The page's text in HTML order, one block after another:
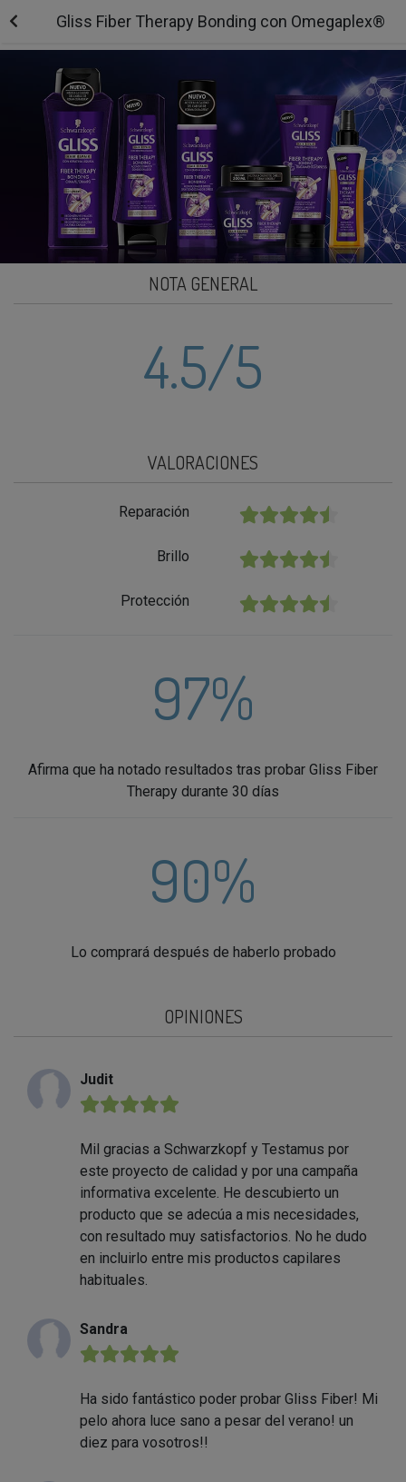
Gliss Fiber Therapy Bonding con Omegaplex®
NOTA GENERAL
4.5/5
VALORACIONES
Reparación ★★★★★
Brillo ★★★★★
Protección ★★★★★
97%
Afirma que ha notado resultados tras probar Gliss Fiber
Therapy durante 30 días
90%
Lo comprará después de haberlo probado
OPINIONES
Judit
★★★★★
Mil gracias a Schwarzkopf y Testamus por
este proyecto de calidad y por una campaña
informativa excelente. He descubierto un
producto que se adecúa a mis necesidades,
con resultado muy satisfactorios. No he dudo
en incluirlo entre mis productos capilares
habituales.
Sandra
★★★★★
Ha sido fantástico poder probar Gliss Fiber! Mi
pelo ahora luce sano a pesar del verano! un
diez para vosotros!!